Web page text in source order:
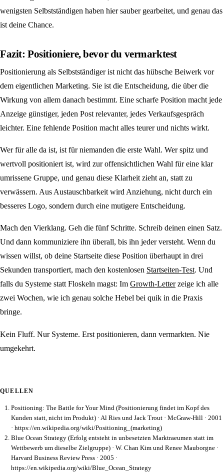
wenigsten Selbstständigen haben hier sauber gearbeitet, und genau das
ist deine Chance.
Fazit: Positioniere, bevor du vermarktest
Positionierung als Selbstständiger ist nicht das hübsche Beiwerk vor
dem eigentlichen Marketing. Sie ist die Entscheidung, die über die
Wirkung von allem danach bestimmt. Eine scharfe Position macht jede
Anzeige günstiger, jeden Post relevanter, jedes Verkaufsgespräch
leichter. Eine fehlende Position macht alles teurer und nichts wirkt.
Wer für alle da ist, ist für niemanden die erste Wahl. Wer spitz und
wertvoll positioniert ist, wird zur offensichtlichen Wahl für eine klar
umrissene Gruppe, und genau diese Klarheit zieht an, statt zu
verwässern. Aus Austauschbarkeit wird Anziehung, nicht durch ein
besseres Logo, sondern durch eine mutigere Entscheidung.
Mach den Vierklang. Geh die fünf Schritte. Schreib deinen einen Satz.
Und dann kommuniziere ihn überall, bis ihn jeder versteht. Wenn du
wissen willst, ob deine Startseite diese Position überhaupt in drei
Sekunden transportiert, mach den kostenlosen Startseiten-Test. Und
falls du Systeme statt Floskeln magst: Im Growth-Letterzeige ich alle
zwei Wochen, wie ich genau solche Hebel bei quik in die Praxis
bringe.
Kein Fluff. Nur Systeme. Erst positionieren, dann vermarkten. Nie
umgekehrt.
QUELLEN
Positioning: The Battle for Your Mind (Positionierung findet im Kopf des
Kunden statt, nicht im Produkt) · Al Ries und Jack Trout · McGraw-Hill · 2001
· https://en.wikipedia.org/wiki/Positioning_(marketing)
Blue Ocean Strategy (Erfolg entsteht in unbesetzten Marktraeumen statt im
Wettbewerb um dieselbe Zielgruppe) · W. Chan Kim und Renee Mauborgne ·
Harvard Business Review Press · 2005 ·
https://en.wikipedia.org/wiki/Blue_Ocean_Strategy